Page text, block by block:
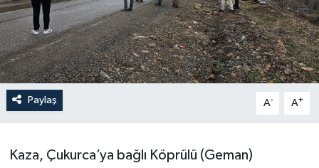
Paylaş A- A+
Kaza, Çukurca’ya bağlı Köprülü (Geman)
Yaşam